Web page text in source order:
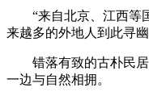
“来自北京、江西等国
来越多的外地人到此寻幽
错落有致的古朴民居
一边与自然相拥。